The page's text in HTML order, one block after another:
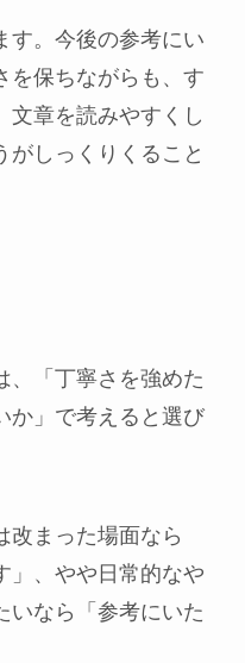
す。今後の参考にい
を保ちながらも、す
文章を読みやすくし
がしっくりくること
、「丁寧さを強めた
か」で考えると選び
改まった場面なら
」、やや日常的なや
いなら「参考にいた